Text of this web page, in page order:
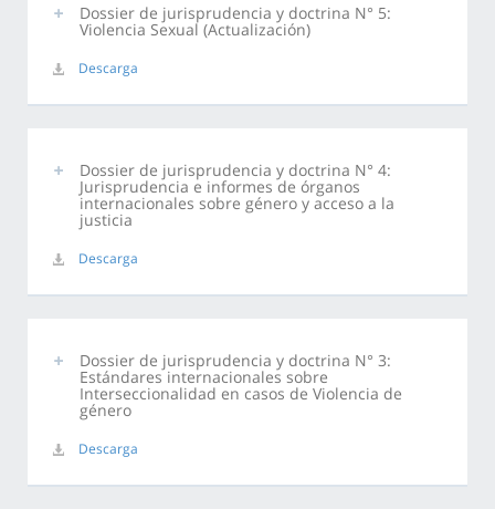
Dossier de jurisprudencia y doctrina N° 5:
Violencia Sexual (Actualización)
Descarga
Dossier de jurisprudencia y doctrina N° 4:
Jurisprudencia e informes de órganos
internacionales sobre género y acceso a la
justicia
Descarga
Dossier de jurisprudencia y doctrina N° 3:
Estándares internacionales sobre
Interseccionalidad en casos de Violencia de
género
Descarga